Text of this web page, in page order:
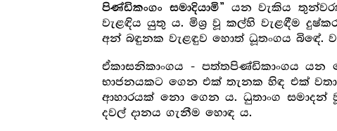
පිණ්ඩිකංගං සමාදියාමි”යන වැකිය
වැළඳිය යුතු ය. මිශ්‍ර‍ වූ කල්හි වැළඳීම
අන් බඳුනක වැළඳුව හොත් ධූතංගය බිඳේ.
ඒකාසනිකාංගය - පත්තපිණ්ඩිකාංගය යන
භාජනයකට ගෙන එක් තැනක හිඳ එක්
ආහාරයක් නො ගෙන ය. ධුතාංග සමාදන්
දවල් දානය ගැනීම හොඳ ය.